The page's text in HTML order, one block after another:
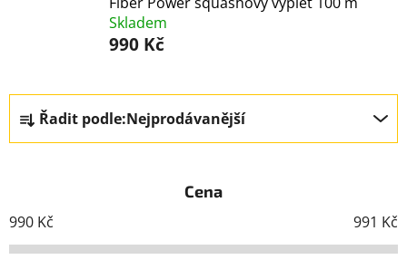
Skladem
990 Kč
a
z
í
p
Řadit podle:Nejprodávanější
Cena
990 Kč 991 Kč